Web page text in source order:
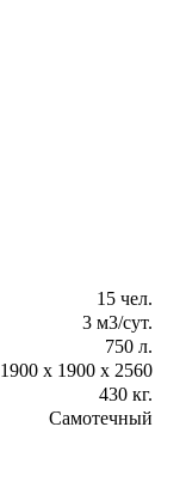
15 чел.
3 м3/сут.
750 л.
1900 х 1900 х 2560
430 кг.
Самотечный